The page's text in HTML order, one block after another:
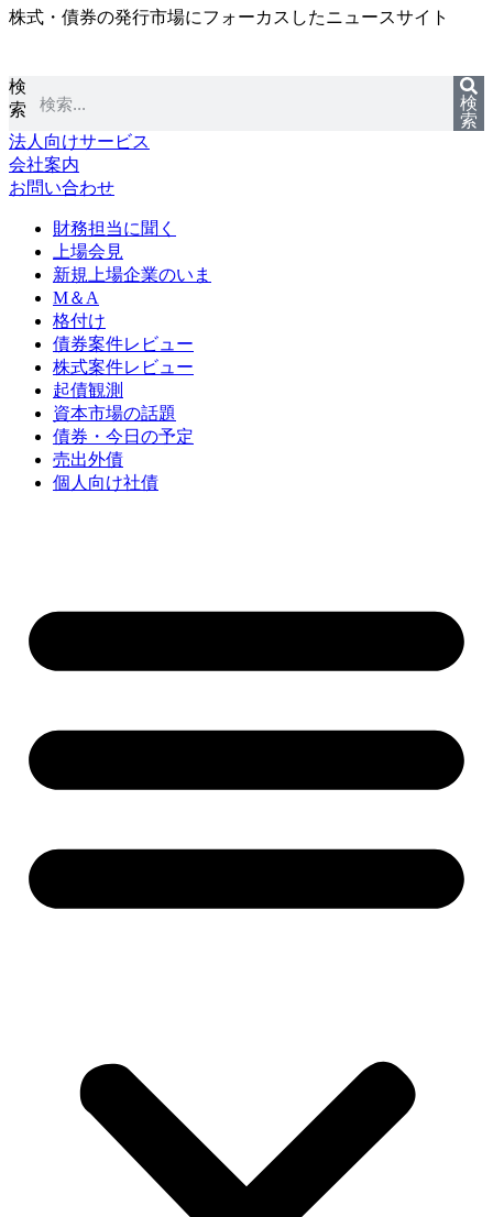
コ
ン
ツ
に
ス
キ
ッ
株式・債券の発行市場にフォーカスしたニュースサイト
検
索
検
索
法人向けサービス
会社案内
お問い合わせ
財務担当に聞く
上場会見
新規上場企業のいま
M＆A
格付け
債券案件レビュー
株式案件レビュー
起債観測
資本市場の話題
債券・今日の予定
売出外債
個人向け社債